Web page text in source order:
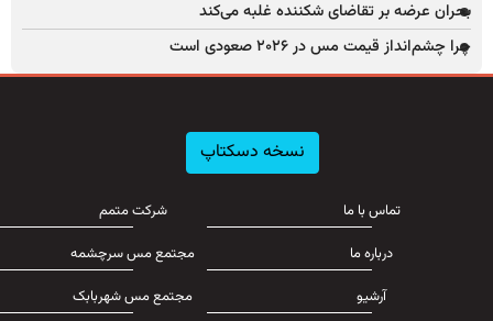
بحران عرضه بر تقاضای شکننده غلبه می‌کند
چرا چشم‌انداز قیمت مس در ۲۰۲۶ صعودی است
نسخه دسکتاپ
تماس با ما
درباره ما
آرشیو
شرکت متمم
مجتمع مس سرچشمه
مجتمع مس شهربابک